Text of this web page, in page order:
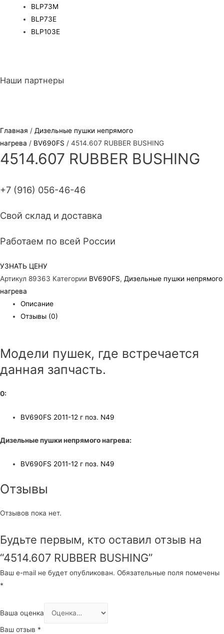
BLP73M
BLP73E
BLP103E
Наши партнеры
Главная / Дизельные пушки непрямого
нагрева / BV690FS / 4514.607 RUBBER BUSHING
4514.607 RUBBER BUSHING
+7 (916) 056-46-46
Свой склад и доставка
Работаем по всей России
УЗНАТЬ ЦЕНУ
Артикул 89363 Категории BV690FS, Дизельные пушки непрямого
нагрева
Описание
Отзывы (0)
Модели пушек, где встречается
данная запчасть.
0:
BV690FS 2011-12 г поз. N49
Дизельные пушки непрямого нагрева:
BV690FS 2011-12 г поз. N49
Отзывы
Отзывов пока нет.
Будьте первым, кто оставил отзыв на
“4514.607 RUBBER BUSHING”
Ваш e-mail не будет опубликован. Обязательные поля помечены
*
Ваша оценка
Ваш отзыв *